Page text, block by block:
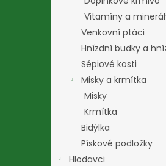
Vitamíny a
Venkovní ptáci
Hnízdní budky a
Sépiové kosti
Misky a krmítka
Misky
Krmítka
Bidýlka
Pískové podložky
Hlodavci